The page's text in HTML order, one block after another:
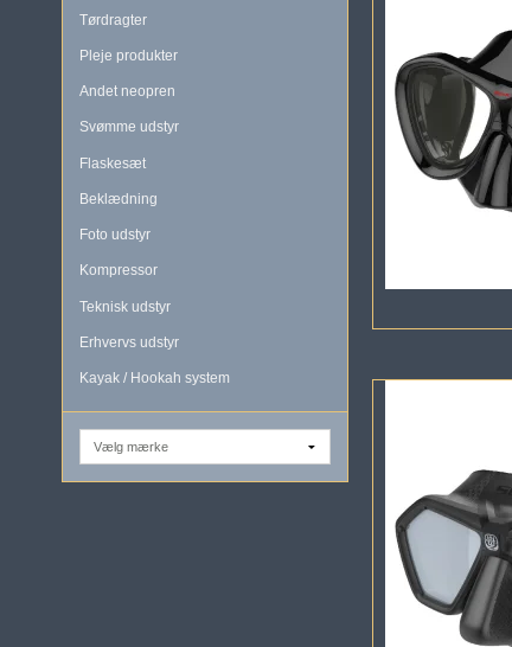
Tørdragter
Pleje produkter
Andet neopren
Svømme udstyr
Flaskesæt
Beklædning
Foto udstyr
Kompressor
Teknisk udstyr
Erhvervs udstyr
Kayak / Hookah system